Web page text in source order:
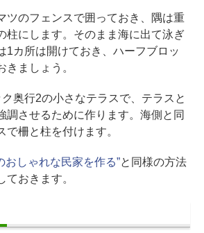
のフェンスで囲っておき、隅は重
柱にします。そのまま海に出て泳ぎ
1カ所は開けておき、ハーフブロッ
きましょう。
奥行2の小さなテラスで、テラスと
調させるために作ります。海側と同
柵と柱を付けます。
おしゃれな民家を作る”と同様の方法
ておきます。